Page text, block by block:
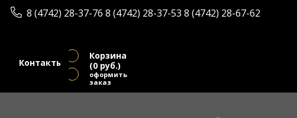
8 (4742) 28-37-76 8 (4742) 28-37-53 8 (4742) 28-67-62
Контакты
Корзина
(0 руб.)
оформить
заказ
(0 руб.)
оформить заказ